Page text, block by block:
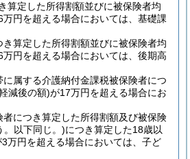
算定した所得割額並びに被保険者均
万円を超える場合においては、基礎課
算定した所得割額並びに被保険者均
万円を超える場合においては、後期高
に属する介護納付金課税被保険者につ
減後の額)が17万円を超える場合にお
につき算定した所得割額及び被保険
。以下同じ。)につき算定した18歳以
3万円を超える場合においては、子ど